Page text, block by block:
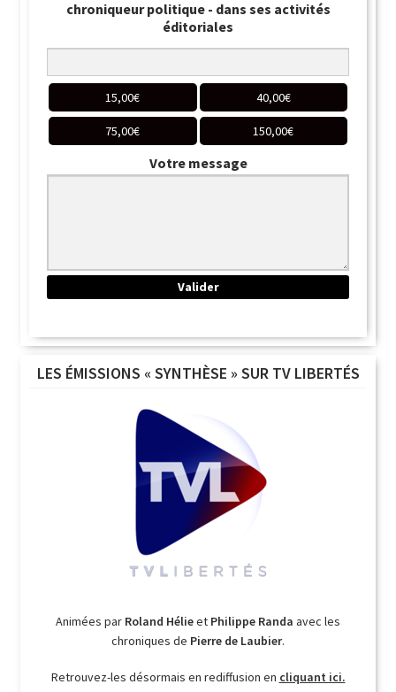
chroniqueur politique - dans ses activités
éditoriales
15,00€ 40,00€
75,00€ 150,00€
Votre message
LES ÉMISSIONS « SYNTHÈSE » SUR TV LIBERTÉS
Animées par Roland Hélieet Philippe Randa avec les
chroniques de Pierre de Laubier.
Retrouvez-les désormais en rediffusion en cliquant ici.